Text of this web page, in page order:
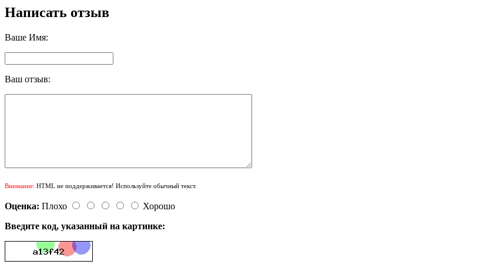
Написать отзыв
Ваше Имя:
Ваш отзыв:
Внимание: HTML не поддерживается! Используйте обычный текст.
Оценка: Плохо
Хорошо
Введите код, указанный на картинке: